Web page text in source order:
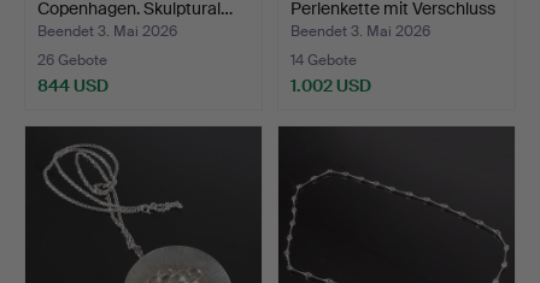
Copenhagen. Skulptural…
Beendet 3. Mai 2026
26 Gebote
844 USD
Objekt
Perlenkette mit Verschluss
…
Beendet 3. Mai 2026
14 Gebote
1.002 USD